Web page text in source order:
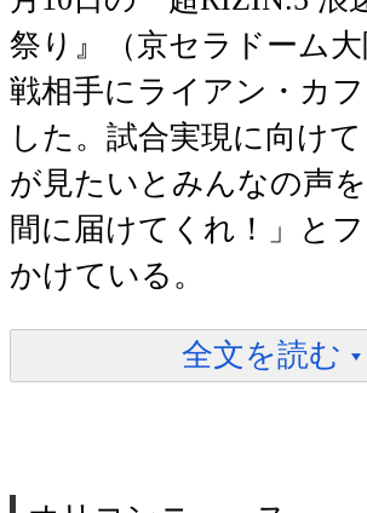
祭り』（京セラドーム
戦相手にライアン・カ
した。試合実現に向け
が見たいとみんなの声
間に届けてくれ！」と
かけている。
全文を読む